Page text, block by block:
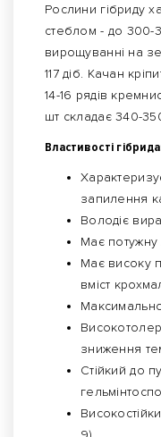
Рослини гібриду
стеблом - до 300-
вирощуванні на
117 діб. Качан
14-16 рядів
шт складає 340-
Властивості
запилення
Володіє
Має потужну
Має високу
вміст
зниження
Стійкий до